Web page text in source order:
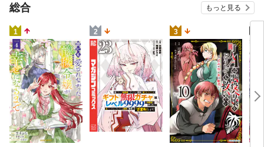
総合 もっと見る
1 2 3